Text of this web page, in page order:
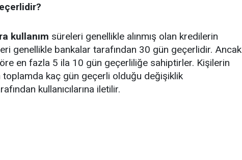
kullanım süreleri genellikle alınmış olan kredilerin
genellikle bankalar tarafından 30 gün geçerlidir. Ancak
en fazla 5 ila 10 gün geçerliliğe sahiptirler. Kişilerin
toplamda kaç gün geçerli olduğu değişiklik
kullanıcılarına iletilir.